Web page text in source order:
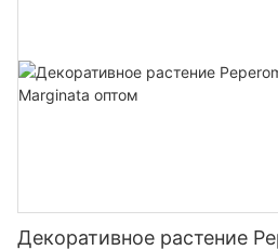
Декоративное растение